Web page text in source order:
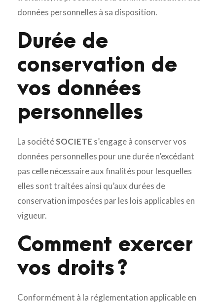
données personnelles à sa disposition.
Durée de
conservation de
vos données
personnelles
La sociétéSOCIETE s’engage à conserver vos
données personnelles pour une durée n’excédant
pas celle nécessaire aux finalités pour lesquelles
elles sont traitées ainsi qu’aux durées de
conservation imposées par les lois applicables en
vigueur.
Comment exercer
vos droits ?
Conformément à la réglementation applicable en